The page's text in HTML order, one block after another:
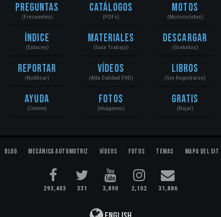
Preguntas
(Frecuentes)
Índice
(Enlaces)
Reportar
(Notificar)
Ayuda
(Online)
Catálogos
(PDFs)
Materiales
(Guía Trabajo)
Vídeos
(Alta Calidad FHD)
Fotos
(Imágenes)
Motos
(Motocicletas)
Descargar
(Gratuitos)
Libros
(Sin Registrarse)
Gratis
(Bajar)
Blog Mecánica Automotriz Vídeos Fotos Temas Mapa del
293,403 331 3,890 2,102 31,886